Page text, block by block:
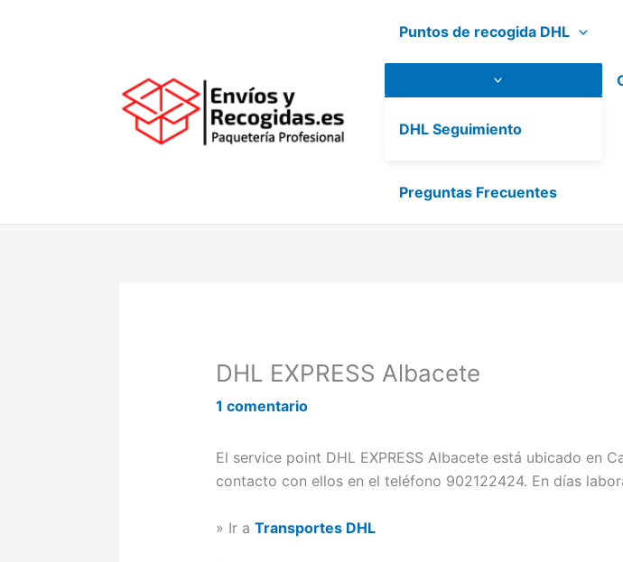
Puntos de recogida DHL
DHL Seguimiento
Preguntas Frecuentes
DHL EXPRESS Albacete
1 comentario
El service point DHL EXPRESS Albacete está ubicado en
contacto con ellos en el teléfono 902122424. En días
» Ir a Transportes DHL